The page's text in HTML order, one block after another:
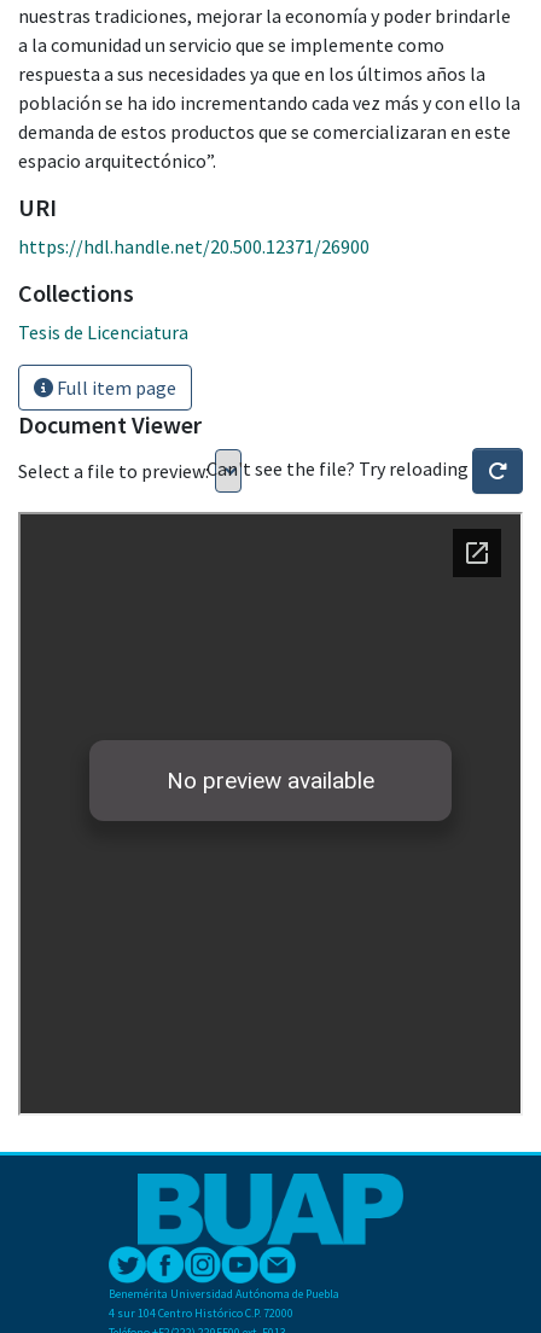
nuestras tradiciones, mejorar la economía y poder brindarle
a la comunidad un servicio que se implemente como
respuesta a sus necesidades ya que en los últimos años la
población se ha ido incrementando cada vez más y con ello la
demanda de estos productos que se comercializaran en este
espacio arquitectónico”.
URI
https://hdl.handle.net/20.500.12371/26900
Collections
Tesis de Licenciatura
Full item page
Document Viewer
Select a file to preview:Can't see the file? Try reloading
Benemérita Universidad Autónoma de Puebla
4 sur 104 Centro Histórico C.P. 72000